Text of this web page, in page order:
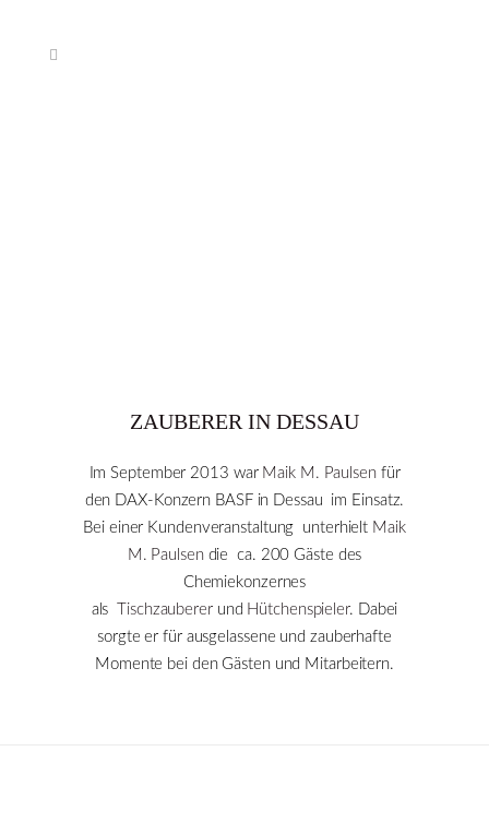
ZAUBERER IN DESSAU
Im September 2013 war Maik M. Paulsenfür
den DAX-Konzern BASF in Dessau im Einsatz.
Bei einer Kundenveranstaltung unterhielt Maik
M. Paulsendie ca. 200 Gäste des
Chemiekonzernes
als
Tischzaubererund Hütchenspieler. Dabei
sorgte er für ausgelassene und zauberhafte
Momente bei den Gästen und Mitarbeitern.